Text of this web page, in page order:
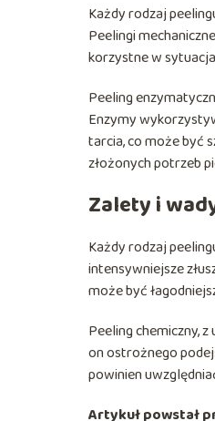
Każdy rodzaj
Peelingi
korzystne w
Peeling
Enzymy
tarcia, co może być
złożonych potrzeb
Zalety i
Każdy rodzaj
intensywniejsze
może być
Peeling chemiczny,
on ostrożnego
powinien
Artykuł powstał